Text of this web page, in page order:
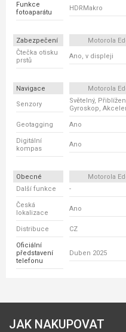
Funkce
fotoaparátu
HDRMakro
Zabezpečení Motorola
Čtečka otisku
prstů
Ano, v displeji
Navigace Motorola
Senzory
Světelný,
Gyroskop,
Geotagging Ano
Digitální
kompas
Ano
Obecné Motorola
Další funkce
-
Česká
lokalizace
Ano
Distribuce CZ
Oficiální
představení
telefonu
Duben 2025
JAK NAKUPOVAT